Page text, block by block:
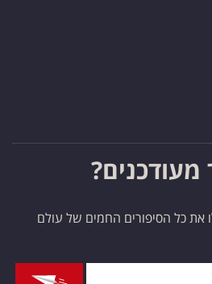
את כל הסיפורים החמים של עולם